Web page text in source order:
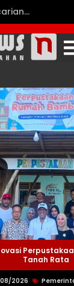
Tanah Rata
2026